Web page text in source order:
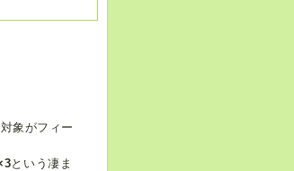
象がフィー
という凄ま